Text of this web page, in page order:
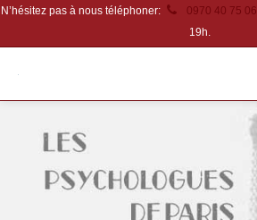
N’hésitez pas à nous téléphoner: 0970 40 75 06
19h.